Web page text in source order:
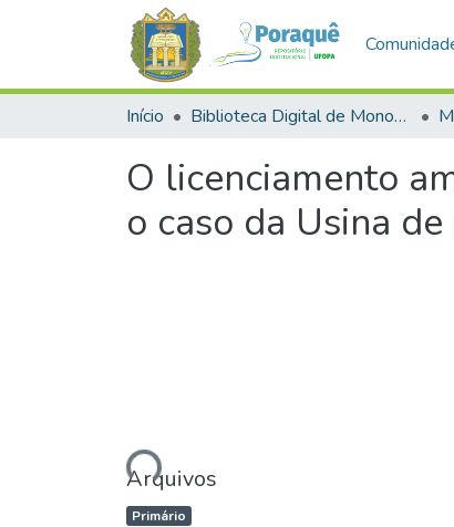
Início Biblioteca Digital de Monografias (BDM)
O licenciamento
o caso da Usina
Carregando...
Arquivos
Primário